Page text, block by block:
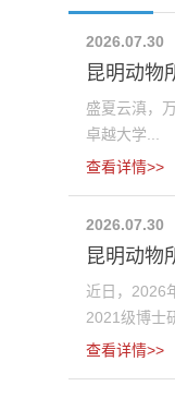
2026.07.30
昆明动物
盛夏云滇，
卓越大学...
查看详情>>
2026.07.30
昆明动物
近日，2026
2021级博士
查看详情>>